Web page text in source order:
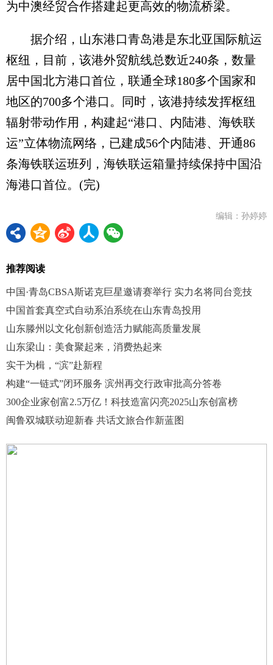
为中澳经贸合作搭建起更高效的物流桥梁。
据介绍，山东港口青岛港是东北亚国际航运
枢纽，目前，该港外贸航线总数近240条，数量
居中国北方港口首位，联通全球180多个国家和
地区的700多个港口。同时，该港持续发挥枢纽
辐射带动作用，构建起“港口、内陆港、海铁联
运”立体物流网络，已建成56个内陆港、开通86
条海铁联运班列，海铁联运箱量持续保持中国沿
海港口首位。(完)
编辑：孙婷婷
推荐阅读
中国·青岛CBSA斯诺克巨星邀请赛举行 实力名将同台竞技
中国首套真空式自动系泊系统在山东青岛投用
山东滕州以文化创新创造活力赋能高质量发展
山东梁山：美食聚起来，消费热起来
实干为楫，“滨”赴新程
构建“一链式”闭环服务 滨州再交行政审批高分答卷
300企业家创富2.5万亿！科技造富闪亮2025山东创富榜
闽鲁双城联动迎新春 共话文旅合作新蓝图